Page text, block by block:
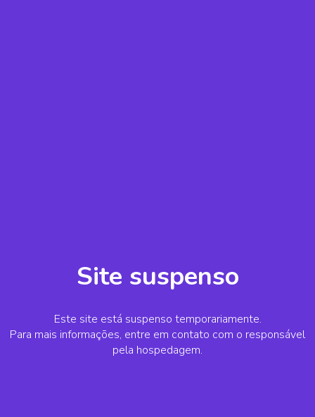
Site suspenso
Este site está suspenso temporariamente.
Para mais informações, entre em contato com o responsável
pela hospedagem.